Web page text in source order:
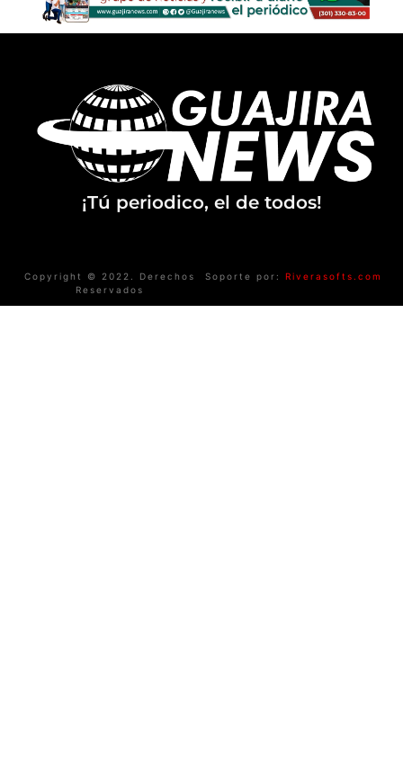
¡Tú periodico, el de todos!
Copyright © 2022. Derechos
Reservados
Soporte por: Riverasofts.com